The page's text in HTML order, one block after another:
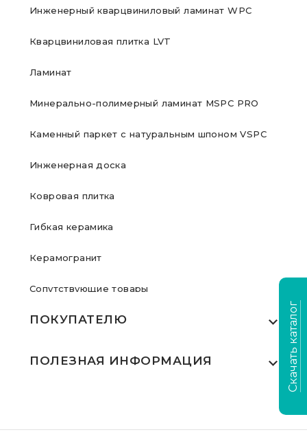
Инженерный кварцвиниловый ламинат WPC
Кварцвиниловая плитка LVT
Ламинат
Минерально-полимерный ламинат MSPC PRO
Каменный паркет с натуральным шпоном VSPC
Инженерная доска
Ковровая плитка
Гибкая керамика
Керамогранит
Сопутствующие товары
ПОКУПАТЕЛЮ
Где купить
ПОЛЕЗНАЯ ИНФОРМАЦИЯ
Видеообзоры
Скачать каталог